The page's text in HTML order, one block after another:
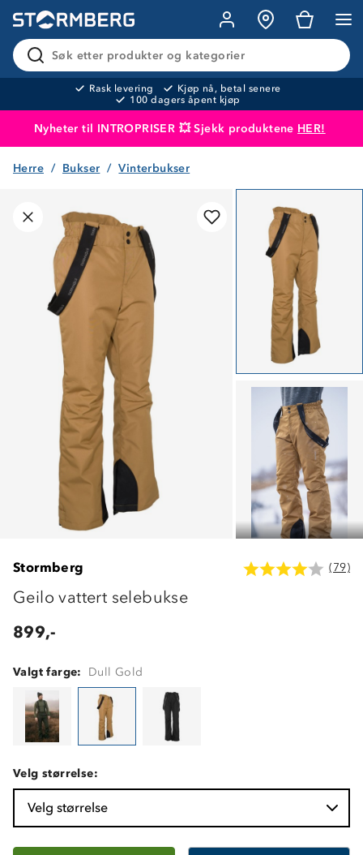
Søk etter produkter og kategorier
Rask levering
Kjøp nå, betal senere
100 dagers åpent kjøp
Nyheter til INTROPRISER 💥 Sjekk produktene HER!
Produktet er lagt i handlekurven
Herre Bukser Vinterbukser
Stormberg (79)
Geilo vattert selebukse
899,-
Valgt farge: Dull Gold
Velg størrelse:
Velg størrelse